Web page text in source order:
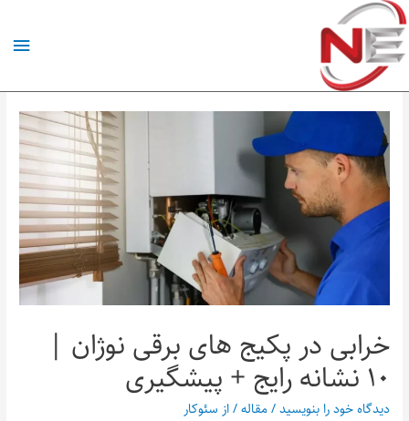
خرابی در پکیج‌ های برقی نوژان |
۱۰ نشانه رایج + پیشگیری
دیدگاه‌ خود را بنویسید/مقاله/ از سئوکار